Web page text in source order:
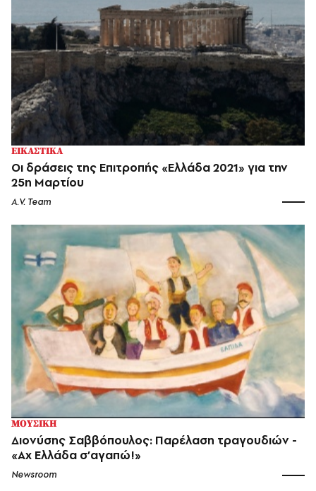
ΕΙΚΑΣΤΙΚΑ
Οι δράσεις της Επιτροπής «Ελλάδα 2021» για την
25η Μαρτίου
A.V. Team
ΜΟΥΣΙΚΗ
Διονύσης Σαββόπουλος: Παρέλαση τραγουδιών -
«Αχ Ελλάδα σ’αγαπώ!»
Newsroom